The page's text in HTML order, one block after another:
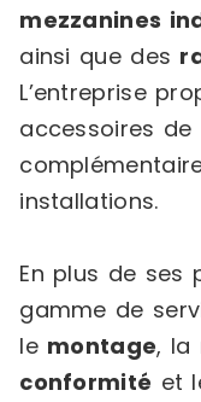
mezzanines
ainsi que des
L’entreprise
accessoires
installations.
En plus de ses
gamme de
le montage, la
conformité et